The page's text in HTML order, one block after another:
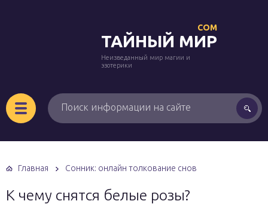
ТАЙНЫЙ МИР
COM
Неизведанный мир магии и
эзотерики
Главная Сонник: онлайн толкование снов
К чему снятся белые розы?